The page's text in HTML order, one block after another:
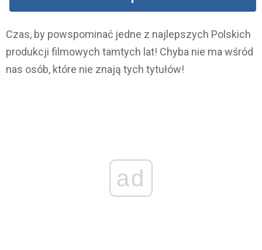
Czas, by powspominać jedne z najlepszych Polskich
produkcji filmowych tamtych lat! Chyba nie ma wśród
nas osób, które nie znają tych tytułów!
ad